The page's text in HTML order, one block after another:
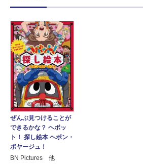
ぜんぶ見つけることが
できるかな？ ヘボッ
ト！ 探し絵本 ヘボン・
ボヤージュ！
BN Pictures 他